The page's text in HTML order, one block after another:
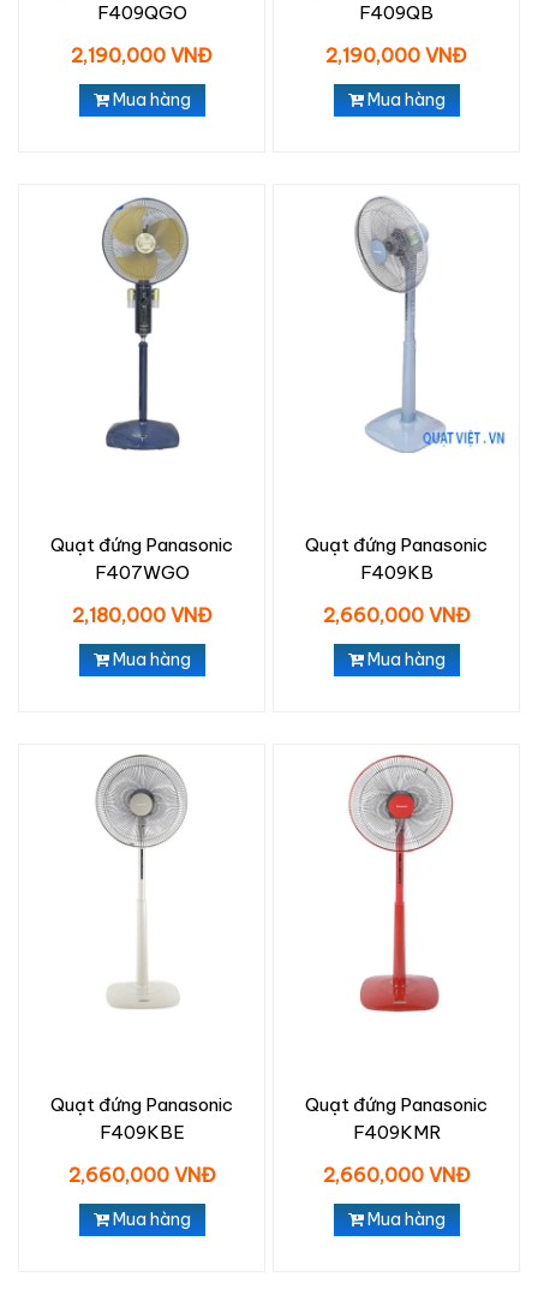
F409QGO
2,190,000 VNĐ
Mua hàng
F409QB
2,190,000 VNĐ
Mua hàng
Quạt đứng Panasonic
F407WGO
2,180,000 VNĐ
Mua hàng
Quạt đứng Panasonic
F409KB
2,660,000 VNĐ
Mua hàng
Quạt đứng Panasonic
F409KBE
2,660,000 VNĐ
Mua hàng
Quạt đứng Panasonic
F409KMR
2,660,000 VNĐ
Mua hàng